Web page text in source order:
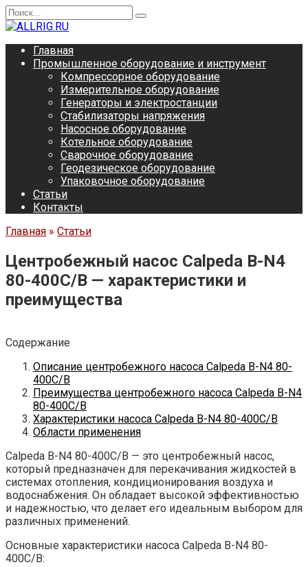
Перейти
к
Search
for:
Главная
Промышленное оборудование и инструмент
Компрессорное оборудование
Измерительное оборудование
Генераторы и электростанции
Стабилизаторы напряжения
Насосное оборудование
Котельное оборудование
Сварочное оборудование
Геодезическое оборудование
Упаковочное оборудование
Статьи
Контакты
Главная » Статьи
Центробежный насос Calpeda B-N4
80-400C/B — характеристики и
преимущества
Содержание
Описание центробежного насоса Calpeda B-N4 80-
400C/B
Преимущества центробежного насоса Calpeda B-N4
80-400C/B
Характеристики насоса Calpeda B-N4 80-400C/B
Области применения
Calpeda B-N4 80-400C/B — это центробежный насос,
который предназначен для перекачивания жидкостей в
системах отопления, кондиционирования воздуха и
водоснабжения. Он обладает высокой эффективностью
и надежностью, что делает его идеальным выбором для
различных применений.
Основные характеристики насоса Calpeda B-N4 80-
400C/B: